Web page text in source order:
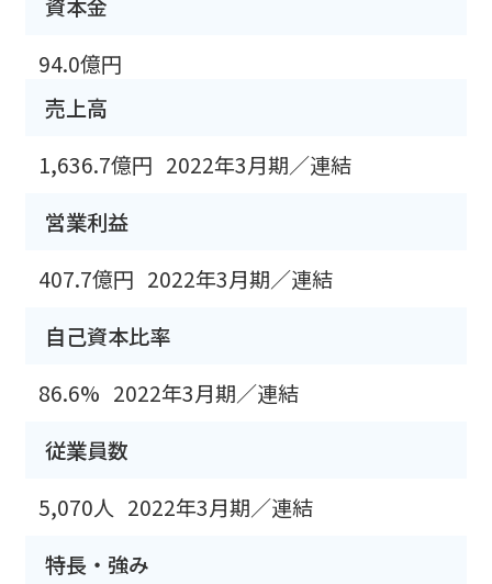
資本金
94.0億円
売上高
1,636.7億円 2022年3月期／連結
営業利益
407.7億円 2022年3月期／連結
自己資本比率
86.6% 2022年3月期／連結
従業員数
5,070人 2022年3月期／連結
特長・強み